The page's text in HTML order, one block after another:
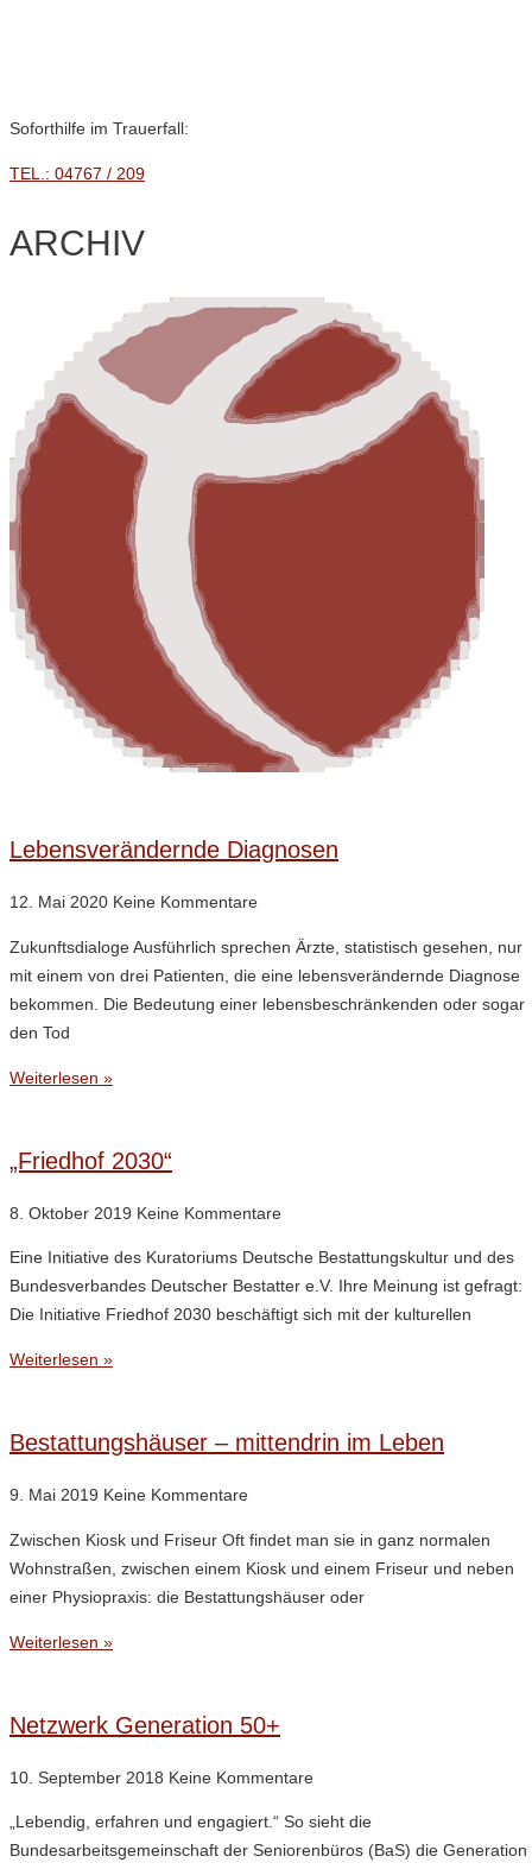
Soforthilfe im Trauerfall:
TEL.: 04767 / 209
ARCHIV
Lebensverändernde Diagnosen
12. Mai 2020 Keine Kommentare
Zukunftsdialoge Ausführlich sprechen Ärzte, statistisch gesehen, nur
mit einem von drei Patienten, die eine lebensverändernde Diagnose
bekommen. Die Bedeutung einer lebensbeschränkenden oder sogar
den Tod
Weiterlesen »
„Friedhof 2030“
8. Oktober 2019 Keine Kommentare
Eine Initiative des Kuratoriums Deutsche Bestattungskultur und des
Bundesverbandes Deutscher Bestatter e.V. Ihre Meinung ist gefragt:
Die Initiative Friedhof 2030 beschäftigt sich mit der kulturellen
Weiterlesen »
Bestattungshäuser – mittendrin im Leben
9. Mai 2019 Keine Kommentare
Zwischen Kiosk und Friseur Oft findet man sie in ganz normalen
Wohnstraßen, zwischen einem Kiosk und einem Friseur und neben
einer Physiopraxis: die Bestattungshäuser oder
Weiterlesen »
Netzwerk Generation 50+
10. September 2018 Keine Kommentare
„Lebendig, erfahren und engagiert.“ So sieht die
Bundesarbeitsgemeinschaft der Seniorenbüros (BaS) die Generation